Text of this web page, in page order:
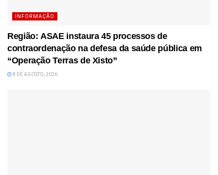
INFORMAÇÃO
Região: ASAE instaura 45 processos de
contraordenação na defesa da saúde pública em
“Operação Terras de Xisto”
8 DE AGOSTO, 2026